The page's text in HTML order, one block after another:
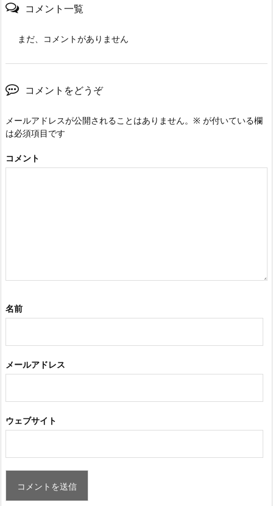
コメント一覧
まだ、コメントがありません
コメントをどうぞ
メールアドレスが公開されることはありません。 ※ が付いている欄
は必須項目です
コメント
名前
メールアドレス
ウェブサイト